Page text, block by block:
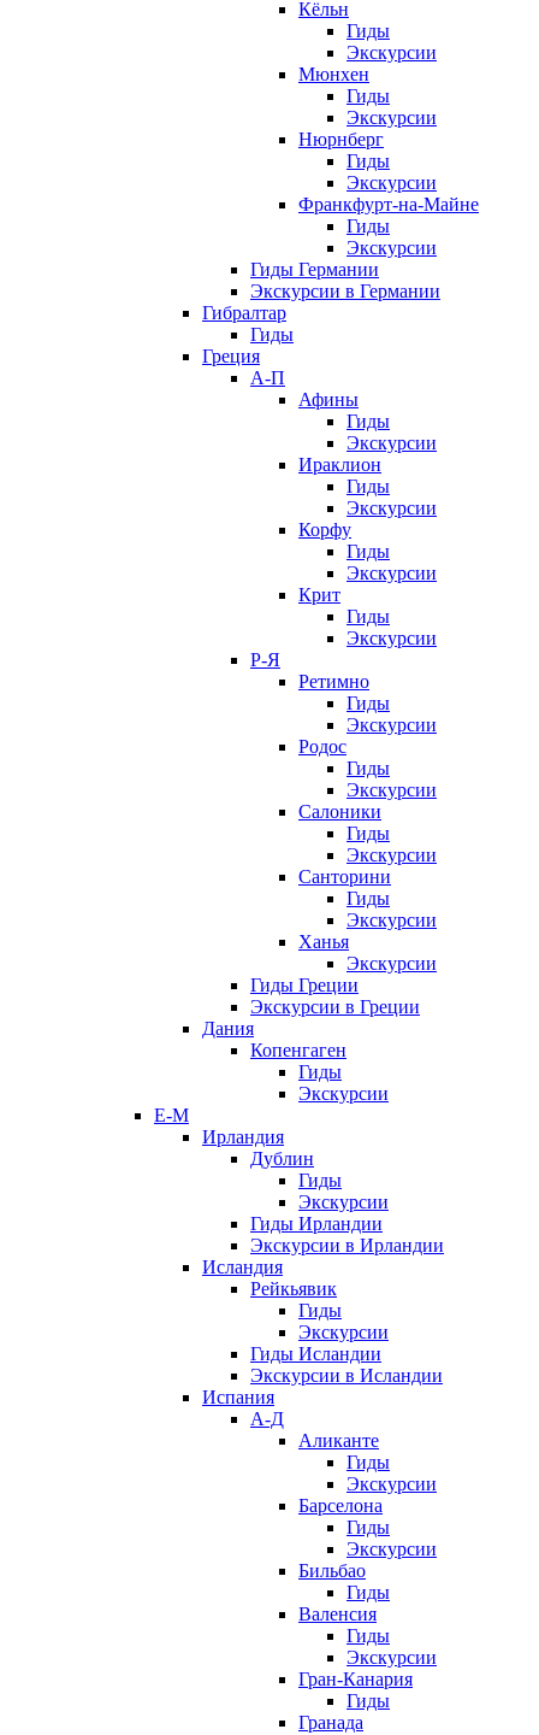
Кёльн
Гиды
Экскурсии
Мюнхен
Гиды
Экскурсии
Нюрнберг
Гиды
Экскурсии
Франкфурт-на-Майне
Гиды
Экскурсии
Гиды Германии
Экскурсии в Германии
Гибралтар
Гиды
Греция
А-П
Афины
Гиды
Экскурсии
Ираклион
Гиды
Экскурсии
Корфу
Гиды
Экскурсии
Крит
Гиды
Экскурсии
Р-Я
Ретимно
Гиды
Экскурсии
Родос
Гиды
Экскурсии
Салоники
Гиды
Экскурсии
Санторини
Гиды
Экскурсии
Ханья
Экскурсии
Гиды Греции
Экскурсии в Греции
Дания
Копенгаген
Гиды
Экскурсии
Е-М
Ирландия
Дублин
Гиды
Экскурсии
Гиды Ирландии
Экскурсии в Ирландии
Исландия
Рейкьявик
Гиды
Экскурсии
Гиды Исландии
Экскурсии в Исландии
Испания
А-Д
Аликанте
Гиды
Экскурсии
Барселона
Гиды
Экскурсии
Бильбао
Гиды
Валенсия
Гиды
Экскурсии
Гран-Канария
Гиды
Гранада